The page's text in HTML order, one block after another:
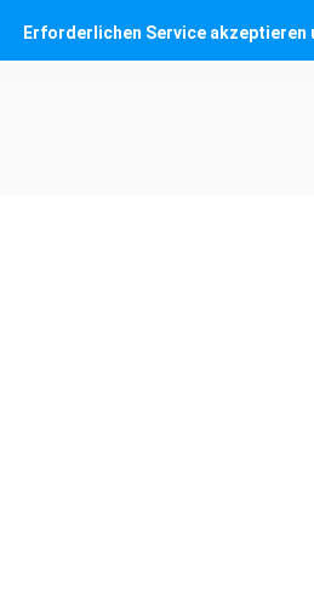
Erforderlichen Service akzeptieren